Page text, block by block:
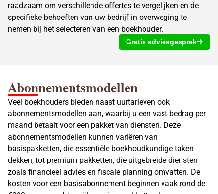
raadzaam om verschillende offertes te vergelijken en de
specifieke behoeften van uw bedrijf in overweging te
nemen bij het selecteren van een boekhouder.
Gratis adviesgesprek
Abonnementsmodellen
Veel boekhouders bieden naast uurtarieven ook
abonnementsmodellen aan, waarbij u een vast bedrag per
maand betaalt voor een pakket van diensten. Deze
abonnementsmodellen kunnen variëren van
basispakketten, die essentiële boekhoudkundige taken
dekken, tot premium pakketten, die uitgebreide diensten
zoals financieel advies en fiscale planning omvatten. De
kosten voor een basisabonnement beginnen vaak rond de